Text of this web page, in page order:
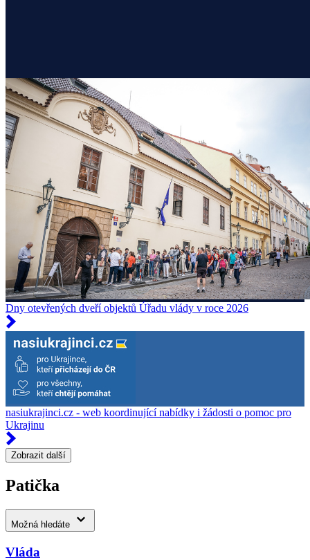
Dny otevřených dveří objektů Úřadu vlády v roce 2026
nasiukrajinci.cz - web koordinující nabídky i žádosti o pomoc pro
Ukrajinu
Zobrazit další
Patička
Možná hledáte
Vláda